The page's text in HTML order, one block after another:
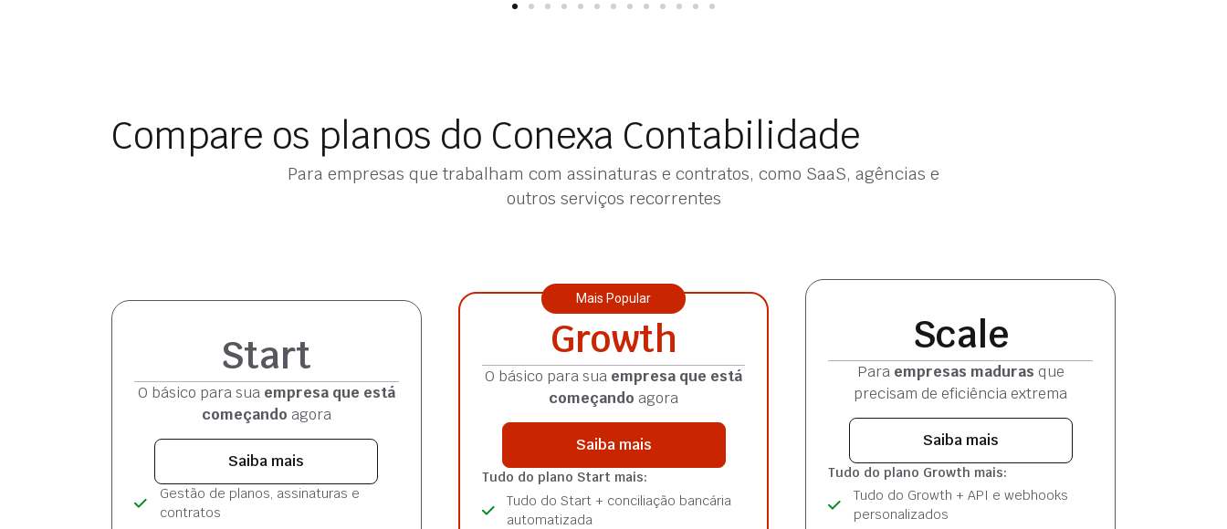
Compare os planos do Conexa Contabilidade
Para empresas que trabalham com assinaturas e contratos, como SaaS, agências e
outros serviços recorrentes
Start
O básico para sua empresa que está
começando agora
Saiba mais
Gestão de planos, assinaturas e
contratos
Mais Popular
Growth
O básico para sua empresa que está
começando agora
Saiba mais
Tudo do plano Start mais:
Tudo do Start + conciliação bancária
automatizada
Scale
Para empresas maduras que
precisam de eficiência extrema
Saiba mais
Tudo do plano Growth mais:
Tudo do Growth + API e webhooks
personalizados